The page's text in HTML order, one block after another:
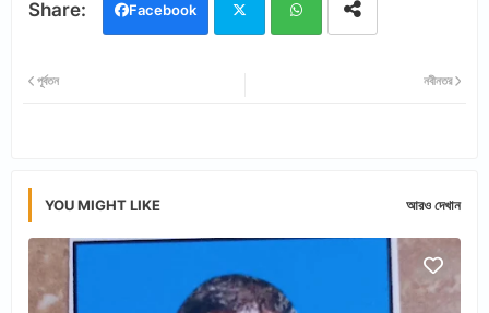
Facebook
নবীনতর
পূর্বতন
YOU MIGHT LIKE আরও দেখান